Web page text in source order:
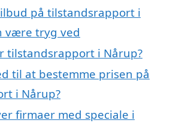
på tilstandsrapport i
være tryg ved
tilstandsrapport i Nårup?
til at bestemme prisen på
i Nårup?
firmaer med speciale i